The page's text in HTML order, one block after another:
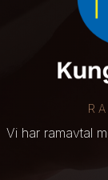
Vi har ramavtal